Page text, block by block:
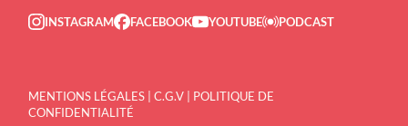
MENTIONS LÉGALES |C.G.V
POLITIQUE DE
CONFIDENTIALITÉ
INSTAGRAM FACEBOOK YOUTUBE PODCAST